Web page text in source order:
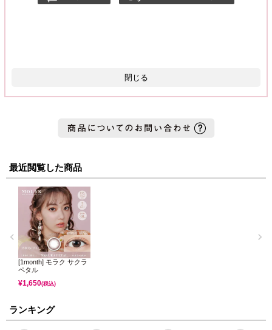
閉じる
最近閲覧した商品
[1month] モラク サクラ
ペタル
¥1,650(税込)
ランキング